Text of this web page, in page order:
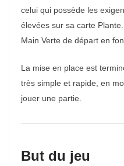
celui qui possède les
élevées sur sa carte
Main Verte de départ en
La mise en place est
très simple et rapide, en
jouer une partie.
But du jeu